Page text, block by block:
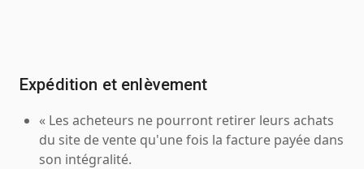
Expédition et enlèvement
« Les acheteurs ne pourront retirer leurs achats
du site de vente qu'une fois la facture payée dans
son intégralité.